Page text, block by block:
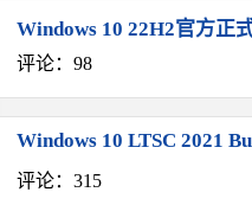
Windows 10 22H2官方正
评论：98
Windows 10 LTSC 2021
评论：315